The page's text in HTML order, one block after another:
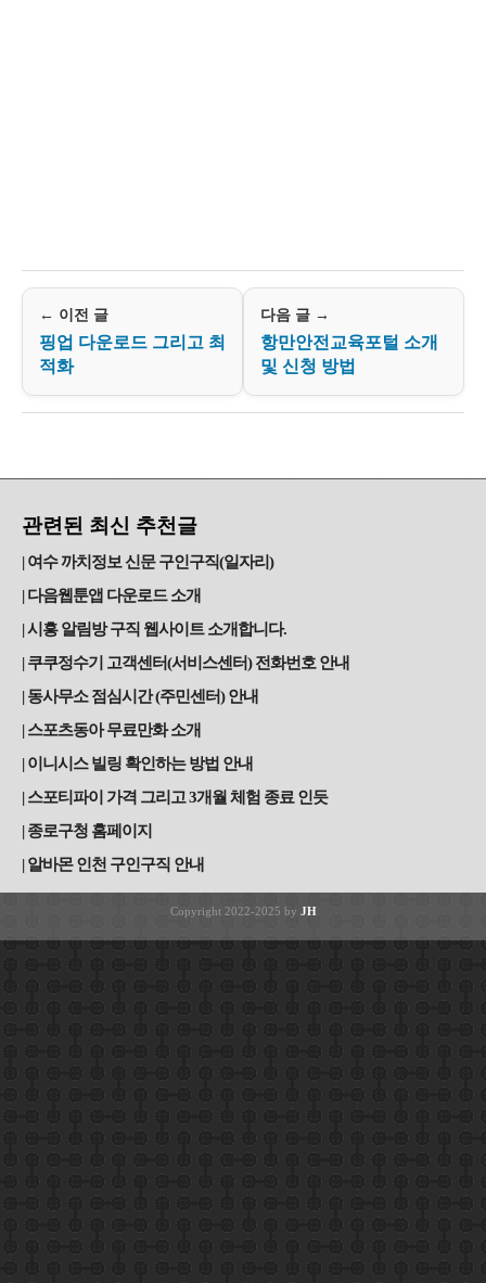
← 이전 글
핑업 다운로드 그리고 최
적화
다음 글 →
항만안전교육포털 소개
및 신청 방법
관련된 최신 추천글
여수 까치정보 신문 구인구직(일자리)
다음웹툰앱 다운로드 소개
시흥 알림방 구직 웹사이트 소개합니다.
쿠쿠정수기 고객센터(서비스센터) 전화번호 안내
동사무소 점심시간 (주민센터) 안내
스포츠동아 무료만화 소개
이니시스 빌링 확인하는 방법 안내
스포티파이 가격 그리고 3개월 체험 종료 인듯
종로구청 홈페이지
알바몬 인천 구인구직 안내
Copyright 2022-2025 by JH